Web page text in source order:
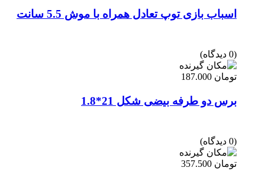
اسباب بازی توپ تعادل همراه با موش 5.5 سانت
(0 دیدگاه)
تومان
برس دو طرفه بیضی شکل 21*1.8
(0 دیدگاه)
تومان